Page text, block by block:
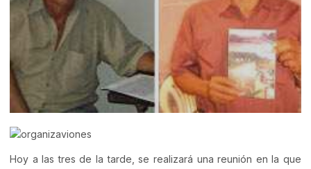
Hoy a las tres de la tarde, se realizará una reunión en la que